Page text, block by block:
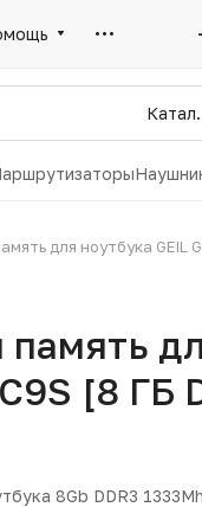
для ноутбука GEIL
[8 ГБ
8Gb DDR3